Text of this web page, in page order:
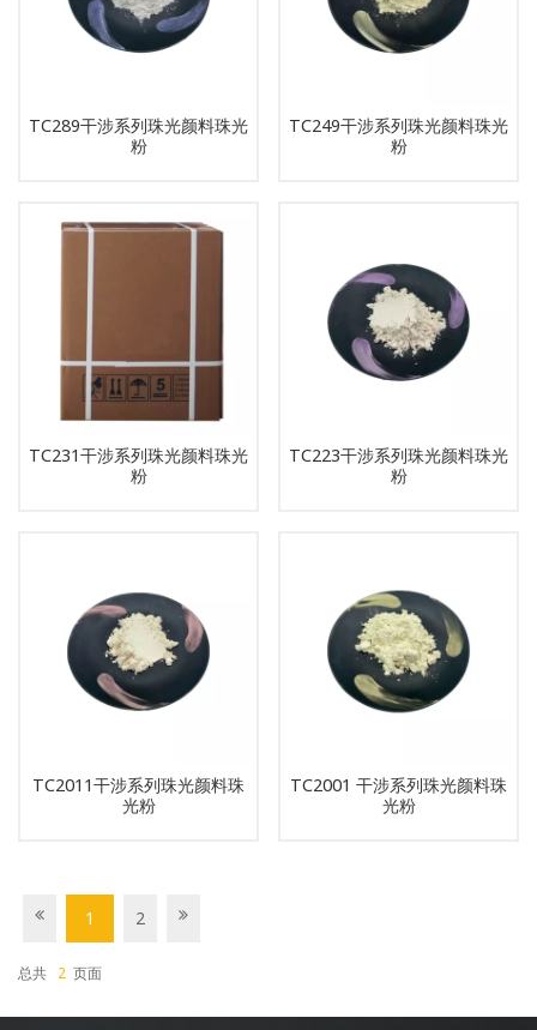
TC289干涉系列珠光颜料珠光
粉
TC249干涉系列珠光颜料珠光
粉
TC231干涉系列珠光颜料珠光
粉
TC223干涉系列珠光颜料珠光
粉
TC2011干涉系列珠光颜料珠
光粉
TC2001 干涉系列珠光颜料珠
光粉
1 2
总共 2 页面